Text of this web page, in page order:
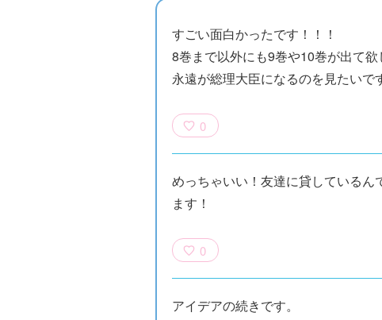
すごい面白かったです！！！
8巻まで以外にも9巻や10巻が出て欲
永遠が総理大臣になるのを見たいで
0
めっちゃいい！友達に貸しているん
ます！
0
アイデアの続きです。